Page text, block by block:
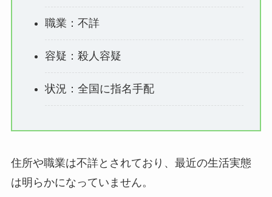
職業：不詳
容疑：殺人容疑
状況：全国に指名手配
住所や職業は不詳とされており、最近の生活実態
は明らかになっていません。